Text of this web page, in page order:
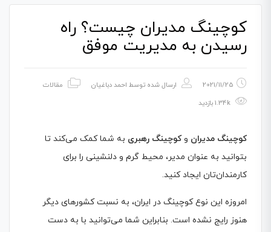
کوچینگ مدیران چیست؟ راه
رسیدن به مدیریت موفق
2021/11/25 ارسال شده توسط احمد دباغیان
مقالات
کوچینگ مدیران وکوچینگ رهبری به شما کمک می‌کند تا
بتوانید به عنوان مدیر، محیط گرم و دلنشینی را برای
کارمندان‌تان ایجاد کنید.
امروزه این نوع کوچینگ در ایران، به نسبت کشورهای دیگر
هنوز رایج نشده است. بنابراین شما می‌توانید با به دست